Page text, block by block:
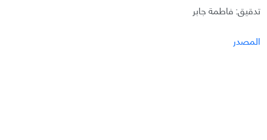
تدقيق: فاطمة جابر
المصدر